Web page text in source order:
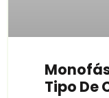
Tipo De